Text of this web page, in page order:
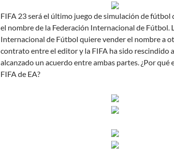
FIFA 23 será el último juego de simulación de fútbol
el nombre de la Federación Internacional de Fútbol.
Internacional de Fútbol quiere vender el nombre a
contrato entre el editor y la FIFA ha sido rescindido
alcanzado un acuerdo entre ambas partes. ¿Por qué
FIFA de EA?